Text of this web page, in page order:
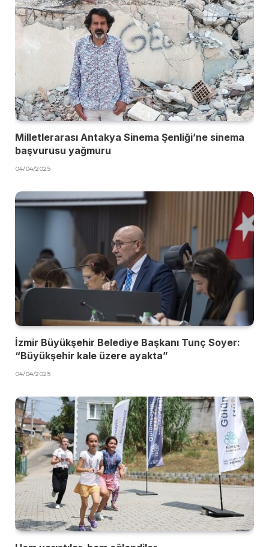
Milletlerarası Antakya Sinema Şenliği’ne sinema
başvurusu yağmuru
04/04/2025
İzmir Büyükşehir Belediye Başkanı Tunç Soyer:
“Büyükşehir kale üzere ayakta”
04/04/2025